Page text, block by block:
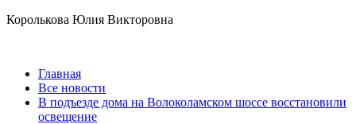
Королькова Юлия Викторовна
Главная
Все новости
В подъезде дома на Волоколамском шоссе восстановили
освещение